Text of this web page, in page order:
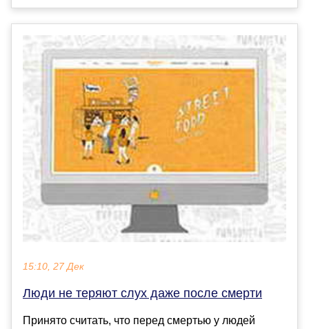
15:10, 27 Дек
Люди не теряют слух даже после смерти
Принято считать, что перед смертью у людей